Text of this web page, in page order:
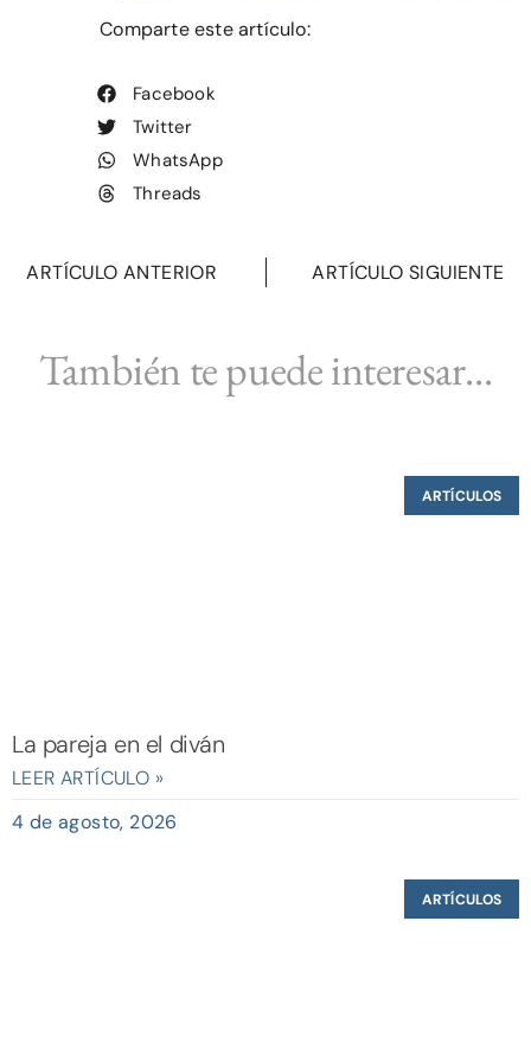
Comparte este artículo:
Facebook
Twitter
WhatsApp
Threads
ARTÍCULO ANTERIOR ARTÍCULO SIGUIENTE
También te puede interesar...
ARTÍCULOS
La pareja en el diván
LEER ARTÍCULO »
4 de agosto, 2026
ARTÍCULOS